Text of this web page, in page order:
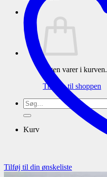
Ingen varer i kurven.
Tilbage til shoppen
Søg
efter:
Kurv
Tilføj til din ønskeliste